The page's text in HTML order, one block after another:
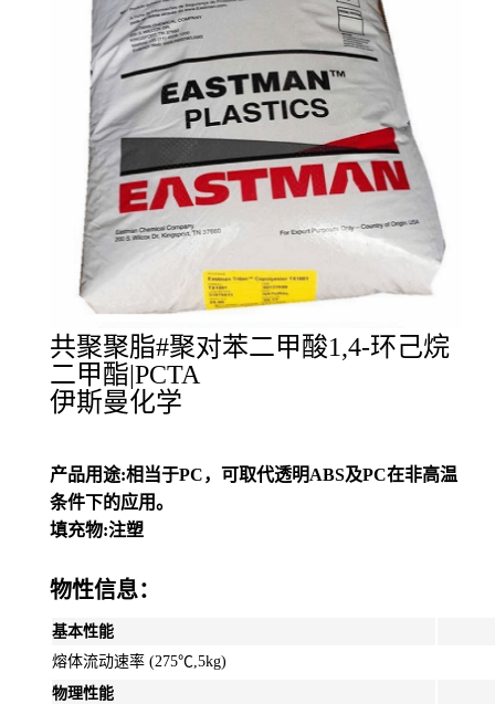
共聚聚脂#聚对苯二甲酸1,4-环己烷
二甲酯|PCTA
伊斯曼化学
产品用途:相当于PC，可取代透明ABS及PC在非高温
条件下的应用。
填充物:注塑
物性信息：
基本性能
熔体流动速率 (275℃,5kg)
物理性能